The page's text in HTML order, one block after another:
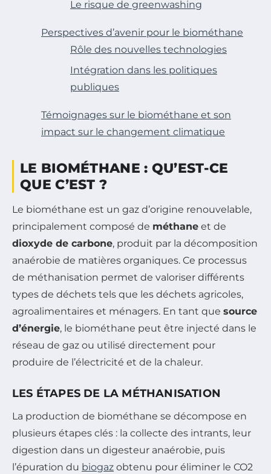
Le risque de greenwashing
Perspectives d’avenir pour le biométhane
Rôle des nouvelles technologies
Intégration dans les politiques
publiques
Témoignages sur le biométhane et son
impact sur le changement climatique
LE BIOMÉTHANE : QU’EST-CE
QUE C’EST ?
Le biométhane est un gaz d’origine renouvelable,
principalement composé de méthane et de
dioxyde de carbone, produit par la décomposition
anaérobie de matières organiques. Ce processus
de méthanisation permet de valoriser différents
types de déchets tels que les déchets agricoles,
agroalimentaires et ménagers. En tant que source
d’énergie, le biométhane peut être injecté dans le
réseau de gaz ou utilisé directement pour
produire de l’électricité et de la chaleur.
LES ÉTAPES DE LA MÉTHANISATION
La production de biométhane se décompose en
plusieurs étapes clés : la collecte des intrants, leur
digestion dans un digesteur anaérobie, puis
l’épuration du biogaz obtenu pour éliminer le CO2